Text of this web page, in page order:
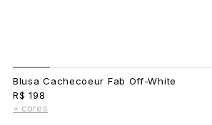
Blusa Cachecoeur Fab Off-White
R$ 198
+ cores